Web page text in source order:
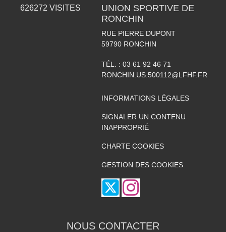
626272 VISITES
UNION SPORTIVE DE
RONCHIN
RUE PIERRE DUPONT
59790 RONCHIN
TÉL. : 03 61 92 46 71
RONCHIN.US.500112@LFHF.FR
INFORMATIONS LÉGALES
SIGNALER UN CONTENU
INAPPROPRIÉ
CHARTE COOKIES
GESTION DES COOKIES
NOUS CONTACTER